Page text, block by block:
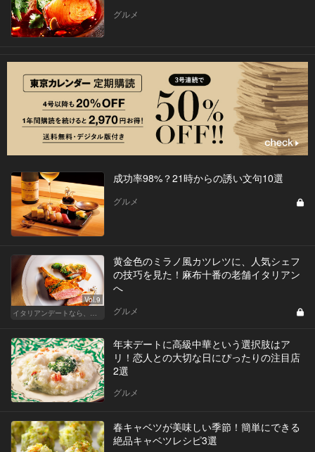
グルメ
成功率98%？21時からの誘い文句10選
グルメ
Vol.9
イタリアンデートなら、東京屈指の美味しい人気店へ
黄金色のミラノ風カツレツに、人気シェフ
の技巧を見た！麻布十番の老舗イタリアン
へ
グルメ
年末デートに高級中華という選択肢はア
リ！恋人との大切な日にぴったりの注目店
2選
グルメ
春キャベツが美味しい季節！簡単にできる
絶品キャベツレシピ3選